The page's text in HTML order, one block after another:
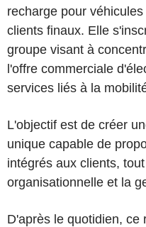
recharge pour
clients finaux. Elle
groupe visant à
l'offre commerciale
services liés à la
L'objectif est de créer
unique capable de
intégrés aux clients,
organisationnelle et la
D'après le quotidien, ce